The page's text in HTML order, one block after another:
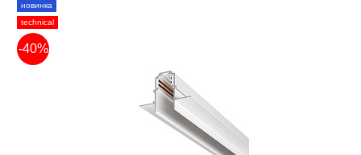
новинка
technical
-40%